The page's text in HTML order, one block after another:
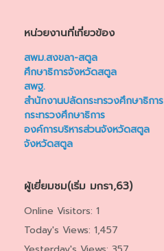
หน่วยงานที่เกี่ยวข้อง
สพม.สงขลา-สตูล
ศึกษาธิการจังหวัดสตูล
สพฐ.
สำนักงานปลัดกระทรวงศึกษาธิการ
กระทรวงศึกษาธิการ
องค์การบริหารส่วนจังหวัดสตูล
จังหวัดสตูล
ผู้เยี่ยมชม(เริ่ม มกรา,63)
Online Visitors: 1
Today's Views: 1,457